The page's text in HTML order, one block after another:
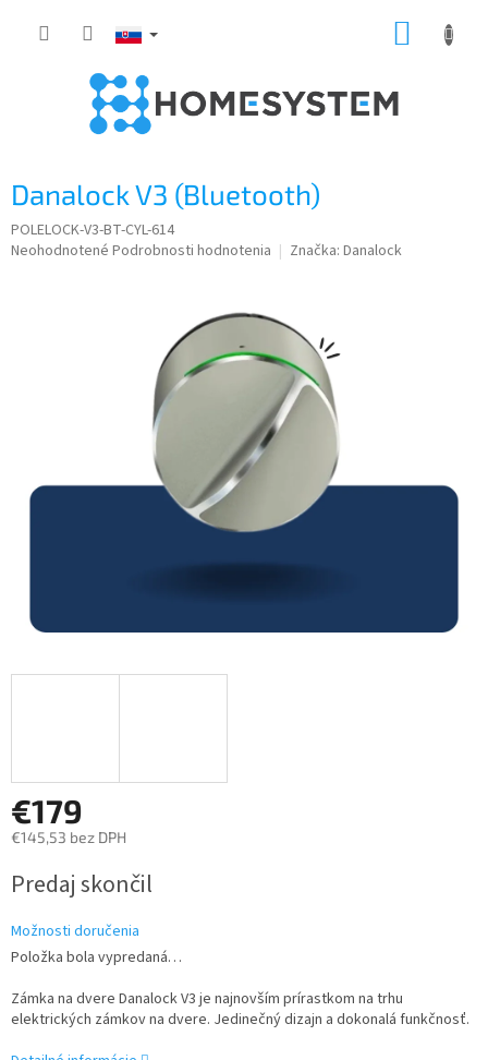
Danalock V3 (Bluetooth)
POLELOCK-V3-BT-CYL-614
Priemerné
Neohodnotené Podrobnosti hodnotenia Značka: Danalock
€179
€145,53 bez DPH
cena:
Predaj skončil
Možnosti doručenia
Položka bola vypredaná…
Zámka na dvere Danalock V3 je najnovším prírastkom na trhu
elektrických zámkov na dvere. Jedinečný dizajn a dokonalá funkčnosť.